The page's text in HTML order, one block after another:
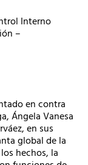
Interno
–
en contra
Ángela Vanesa
en sus
global de la
hechos, la